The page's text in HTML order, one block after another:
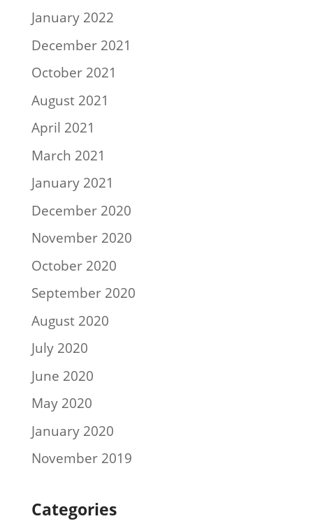
January 2022
December 2021
October 2021
August 2021
April 2021
March 2021
January 2021
December 2020
November 2020
October 2020
September 2020
August 2020
July 2020
June 2020
May 2020
January 2020
November 2019
Categories